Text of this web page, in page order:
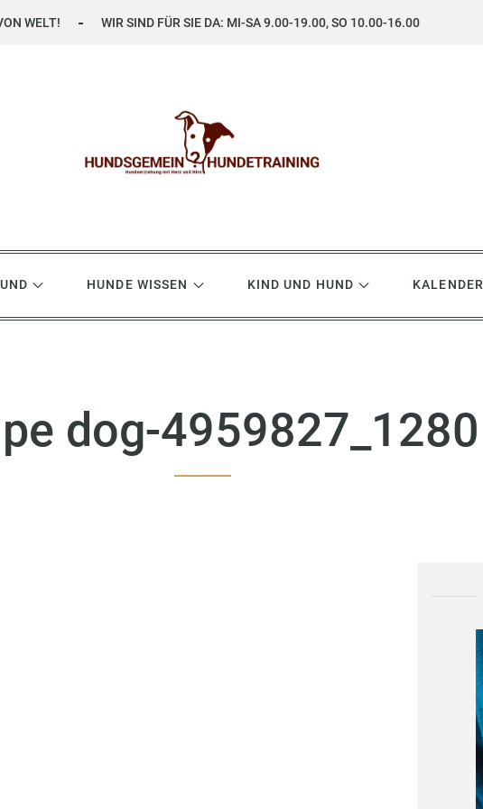
WELT! WIR SIND FÜR SIE DA: MI-SA 9.00-19.00, SO 10.00-16.00
HUNDE WISSEN KIND UND HUND KALENDER
dog-4959827_1280